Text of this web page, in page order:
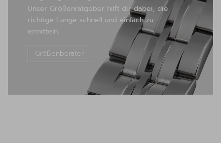
Unser Größenratgeber hilft dir dabei, die
richtige Länge schnell und einfach zu
ermitteln.
Größenberater